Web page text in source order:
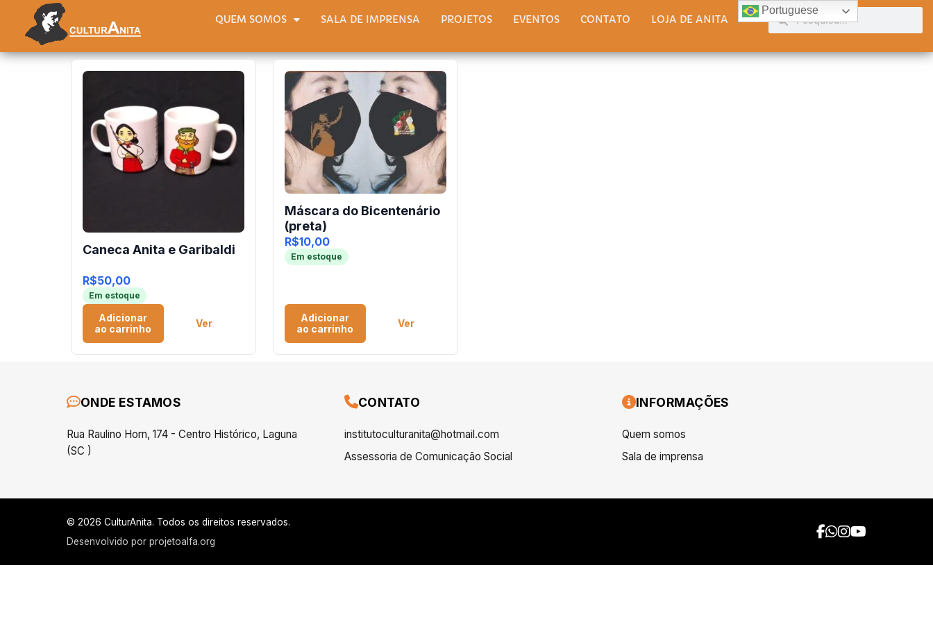
QUEM SOMOS SALA DE IMPRENSA PROJETOS EVENTOS CONTATO LOJA DE ANITA
Caneca Anita e Garibaldi
R$50,00
Em estoque
Adicionar
ao carrinho
Ver
Máscara do Bicentenário
(preta)
R$10,00
Em estoque
Adicionar
ao carrinho
Ver
ONDE ESTAMOS
Rua Raulino Horn, 174 - Centro Histórico, Laguna
(SC )
CONTATO
institutoculturanita@hotmail.com
Assessoria de Comunicação Social
INFORMAÇÕES
Quem somos
Sala de imprensa
© 2026 CulturAnita. Todos os direitos reservados.
Desenvolvido por projetoalfa.org
Portuguese